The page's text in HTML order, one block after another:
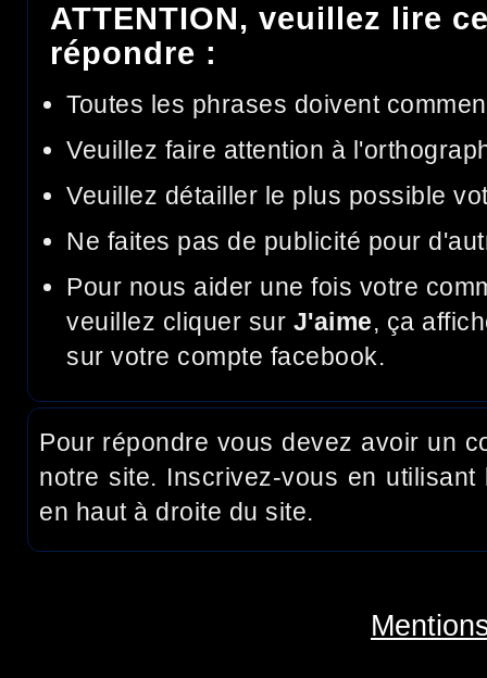
ATTENTION, veuillez lire
répondre :
Toutes les phrases doivent
Veuillez faire attention à
Veuillez détailler le plus possible
Ne faites pas de publicité pour
Pour nous aider une fois votre
veuillez cliquer sur J'aime, ça
sur votre compte facebook.
Pour répondre vous devez avoir un
notre site. Inscrivez-vous en
en haut à droite du site.